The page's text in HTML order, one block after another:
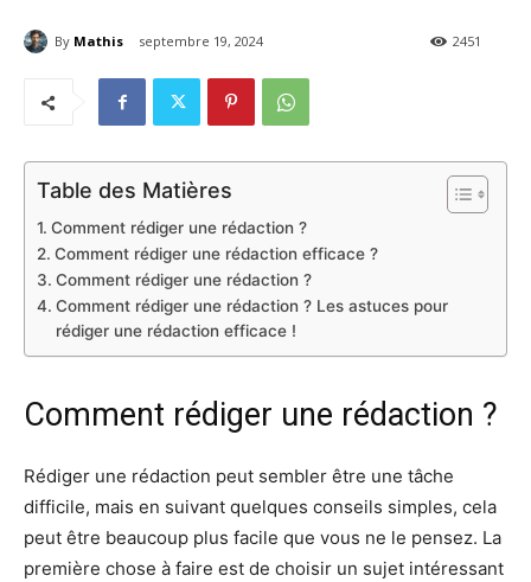
By Mathis septembre 19, 2024 2451
Table des Matières
Comment rédiger une rédaction ?
Comment rédiger une rédaction efficace ?
Comment rédiger une rédaction ?
Comment rédiger une rédaction ? Les astuces pour
rédiger une rédaction efficace !
Comment rédiger une rédaction ?
Rédiger une rédaction peut sembler être une tâche
difficile, mais en suivant quelques conseils simples, cela
peut être beaucoup plus facile que vous ne le pensez. La
première chose à faire est de choisir un sujet intéressant